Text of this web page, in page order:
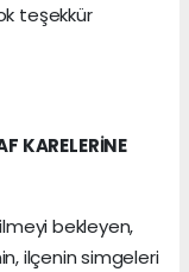
teşekkür
KARELERİNE
bekleyen,
ilçenin simgeleri